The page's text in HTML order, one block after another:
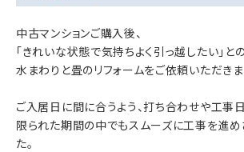
中古マンションご購入後、
「きれいな状態で気持ちよく引っ越したい」と
水まわりと畳のリフォームをご依頼いただきま
ご入居日に間に合うよう、打ち合わせや工事
限られた期間の中でもスムーズに工事を進め
た。